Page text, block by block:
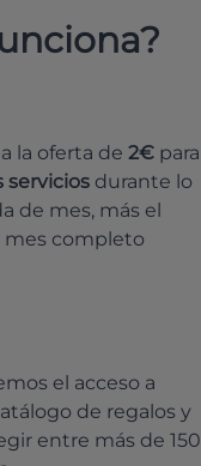
la oferta de 2€ para
servicios durante lo
de mes, más el
completo
el acceso a
de regalos y
entre más de 150